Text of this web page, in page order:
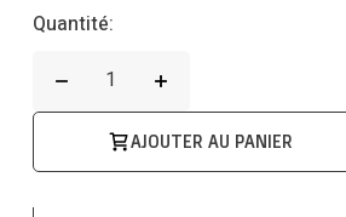
Quantité:
AJOUTER AU PANIER